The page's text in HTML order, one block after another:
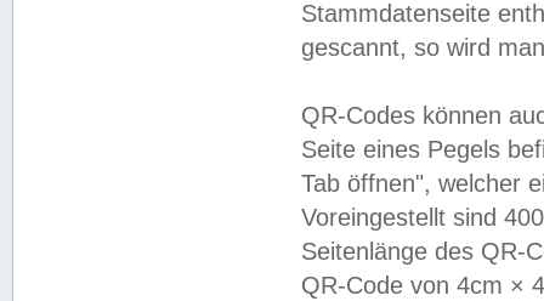
Stammdatenseite
gescannt, so wird
QR-Codes können
Seite eines Pegels
Tab öffnen", welcher
Voreingestellt sind
Seitenlänge des QR-
QR-Code von 4cm ×